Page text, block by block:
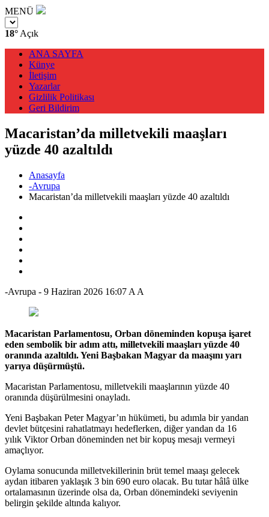
MENÜ
18° Açık
ANA SAYFA
Künye
İletişim
Yazarlar
Gizlilik Politikası
Geri Bildirim
Macaristan’da milletvekili maaşları
yüzde 40 azaltıldı
Anasayfa
-Avrupa
Macaristan’da milletvekili maaşları yüzde 40 azaltıldı
-Avrupa - 9 Haziran 2026 16:07 A A
Macaristan Parlamentosu, Orban döneminden kopuşa işaret
eden sembolik bir adım attı, milletvekili maaşları yüzde 40
oranında azaltıldı. Yeni Başbakan Magyar da maaşını yarı
yarıya düşürmüştü.
Macaristan Parlamentosu, milletvekili maaşlarının yüzde 40
oranında düşürülmesini onayladı.
Yeni Başbakan Peter Magyar’ın hükümeti, bu adımla bir yandan
devlet bütçesini rahatlatmayı hedeflerken, diğer yandan da 16
yılık Viktor Orban döneminden net bir kopuş mesajı vermeyi
amaçlıyor.
Oylama sonucunda milletvekillerinin brüt temel maaşı gelecek
aydan itibaren yaklaşık 3 bin 690 euro olacak. Bu tutar hâlâ ülke
ortalamasının üzerinde olsa da, Orban dönemindeki seviyenin
belirgin şekilde altında kalıyor.